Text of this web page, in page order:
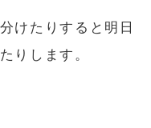
けたりすると明日
りします。